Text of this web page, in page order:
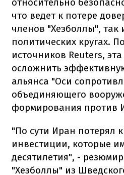
что ведет к потере
членов "Хезболлы", так
политических кругах.
источников Reuters,
осложнить
альянса "Оси
объединяющего
формирования против
"По сути Иран потерял
инвестиции, которые
десятилетия", -
"Хезболлы" из